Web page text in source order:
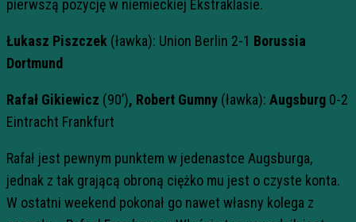
pierwszą pozycję w niemieckiej Ekstraklasie.
Łukasz Piszczek (ławka): Union Berlin 2-1 Borussia
Dortmund
Rafał Gikiewicz (90’), Robert Gumny (ławka): Augsburg 0-2
Eintracht Frankfurt
Rafał jest pewnym punktem w jedenastce Augsburga,
jednak z tak grającą obroną ciężko mu jest o czyste konta.
W ostatni weekend pokonał go nawet własny kolega z